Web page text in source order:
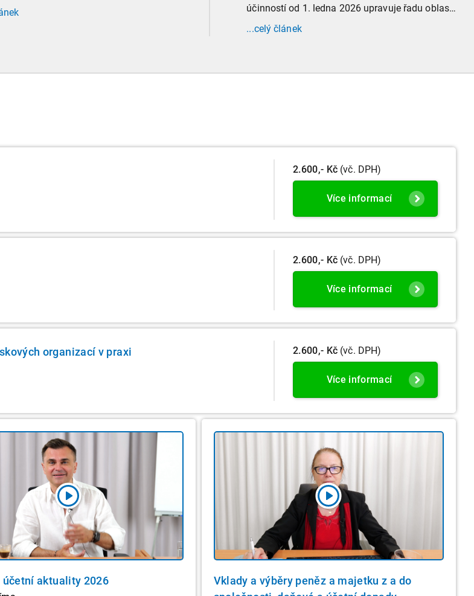
doprovází přelom roku, vyžaduje
všechny novely a doprovodné
účinností od 1. ledna 2026 upravuje řadu oblastí
účetní praxe. Již nyní, s účinností od 3. září
2025, platí nová, zvýšená kritéria pro zařazení
...celý článek
2.600,- Kč (vč. DPH)
Více informací
2.600,- Kč (vč. DPH)
Více informací
organizací v praxi 2.600,- Kč (vč. DPH)
Více informací
účetní aktuality 2026
Vklady a výběry peněz a majetku z a do